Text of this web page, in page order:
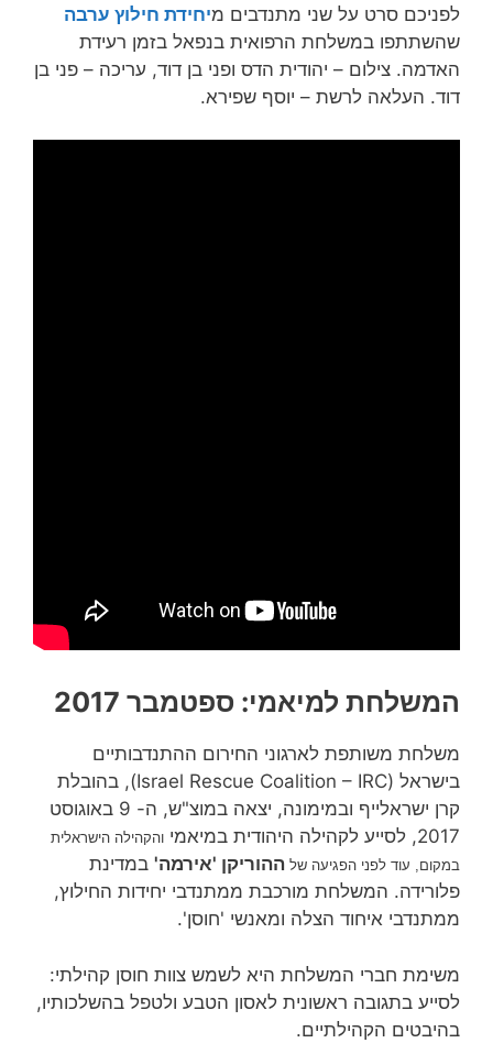
לפניכם סרט על שני מתנדבים מיחידת חילוץ ערבה
שהשתתפו במשלחת הרפואית בנפאל בזמן רעידת
האדמה. צילום – יהודית הדס ופני בן דוד, עריכה – פני בן
דוד. העלאה לרשת – יוסף שפירא.
המשלחת למיאמי: ספטמבר 2017
משלחת משותפת לארגוני החירום ההתנדבותיים
בישראל (Israel Rescue Coalition – IRC), בהובלת
קרן ישראלייף ובמימונה, יצאה במוצ"ש, ה- 9 באוגוסט
2017, לסייע לקהילה היהודית במיאמי
והקהילה הישראלית
במקום, עוד לפני הפגיעה של ההוריקן 'אירמה' במדינת
פלורידה. המשלחת מורכבת ממתנדבי יחידות החילוץ,
ממתנדבי איחוד הצלה ומאנשי 'חוסן'.
משימת חברי המשלחת היא לשמש צוות חוסן קהילתי:
לסייע בתגובה ראשונית לאסון הטבע ולטפל בהשלכותיו,
בהיבטים הקהילתיים.